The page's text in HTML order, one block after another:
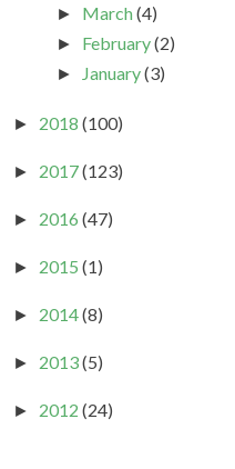
► March(4)
► February(2)
► January(3)
► 2018 (100)
► 2017(123)
► 2016 (47)
► 2015 (1)
► 2014(8)
► 2013(5)
► 2012 (24)